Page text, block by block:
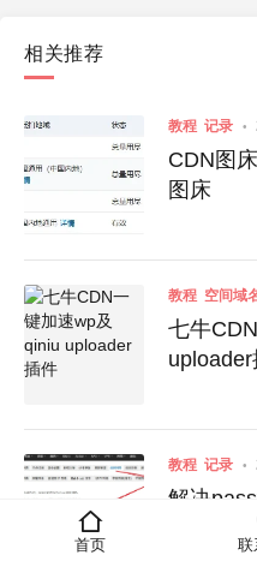
相关推荐
教程 记录
CDN图
图床
教程 空间域
七牛
教程 记录
解决
首页 联